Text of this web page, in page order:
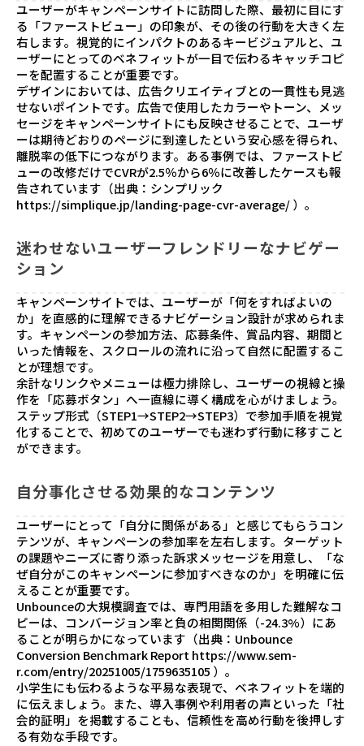
ユーザーがキャンペーンサイトに訪問した際、最初に目にす
る「ファーストビュー」の印象が、その後の行動を大きく左
右します。視覚的にインパクトのあるキービジュアルと、ユ
ーザーにとってのベネフィットが一目で伝わるキャッチコピ
ーを配置することが重要です。
デザインにおいては、広告クリエイティブとの一貫性も見逃
せないポイントです。広告で使用したカラーやトーン、メッ
セージをキャンペーンサイトにも反映させることで、ユーザ
ーは期待どおりのページに到達したという安心感を得られ、
離脱率の低下につながります。ある事例では、ファーストビ
ューの改修だけでCVRが2.5％から6％に改善したケースも報
告されています（出典：シンプリック
https://simplique.jp/landing-page-cvr-average/）。
迷わせないユーザーフレンドリーなナビゲー
ション
キャンペーンサイトでは、ユーザーが「何をすればよいの
か」を直感的に理解できるナビゲーション設計が求められま
す。キャンペーンの参加方法、応募条件、賞品内容、期間と
いった情報を、スクロールの流れに沿って自然に配置するこ
とが理想です。
余計なリンクやメニューは極力排除し、ユーザーの視線と操
作を「応募ボタン」へ一直線に導く構成を心がけましょう。
ステップ形式（STEP1→STEP2→STEP3）で参加手順を視覚
化することで、初めてのユーザーでも迷わず行動に移すこと
ができます。
自分事化させる効果的なコンテンツ
ユーザーにとって「自分に関係がある」と感じてもらうコン
テンツが、キャンペーンの参加率を左右します。ターゲット
の課題やニーズに寄り添った訴求メッセージを用意し、「な
ぜ自分がこのキャンペーンに参加すべきなのか」を明確に伝
えることが重要です。
Unbounceの大規模調査では、専門用語を多用した難解なコ
ピーは、コンバージョン率と負の相関関係（-24.3%）にあ
ることが明らかになっています（出典：Unbounce
Conversion Benchmark Reporthttps://www.sem-
r.com/entry/20251005/1759635105 ）。
小学生にも伝わるような平易な表現で、ベネフィットを端的
に伝えましょう。また、導入事例や利用者の声といった「社
会的証明」を掲載することも、信頼性を高め行動を後押しす
る有効な手段です。